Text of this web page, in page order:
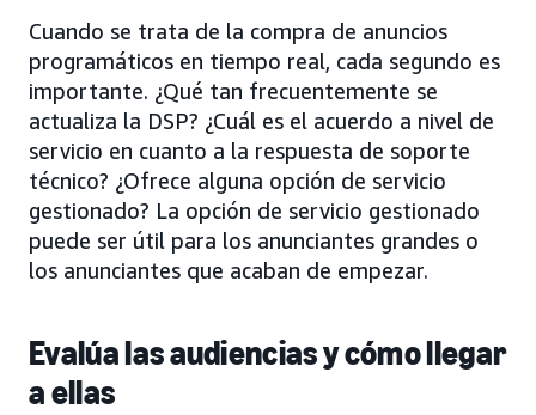
Cuando se trata de la compra de anuncios
programáticos en tiempo real, cada segundo es
importante. ¿Qué tan frecuentemente se
actualiza la DSP? ¿Cuál es el acuerdo a nivel de
servicio en cuanto a la respuesta de soporte
técnico? ¿Ofrece alguna opción de servicio
gestionado? La opción de servicio gestionado
puede ser útil para los anunciantes grandes o
los anunciantes que acaban de empezar.
Evalúa las audiencias y cómo llegar
a ellas